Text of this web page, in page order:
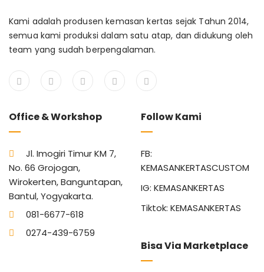
Kami adalah produsen kemasan kertas sejak Tahun 2014,
semua kami produksi dalam satu atap, dan didukung oleh
team yang sudah berpengalaman.
Office & Workshop
Jl. Imogiri Timur KM 7,
No. 66 Grojogan,
Wirokerten, Banguntapan,
Bantul, Yogyakarta.
081-6677-618
0274-439-6759
Follow Kami
FB:
KEMASANKERTASCUSTOM
IG: KEMASANKERTAS
Tiktok: KEMASANKERTAS
Bisa Via Marketplace